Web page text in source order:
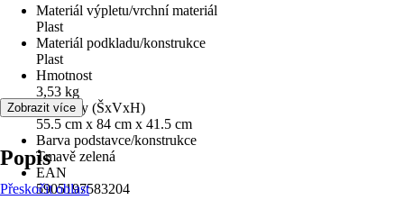
Materiál výpletu/vrchní materiál
Plast
Materiál podkladu/konstrukce
Plast
Hmotnost
3,53 kg
Rozměry (ŠxVxH)
55.5 cm x 84 cm x 41.5 cm
Barva podstavce/konstrukce
Tmavě zelená
EAN
5905197583204
Zobrazit více
Popis
Přeskočit oblast